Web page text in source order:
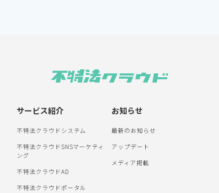
サービス紹介
不特法クラウドシステム
不特法クラウドSNSマーケティ
ング
不特法クラウドAD
不特法クラウドポータル
お知らせ
最新のお知らせ
アップデート
メディア掲載